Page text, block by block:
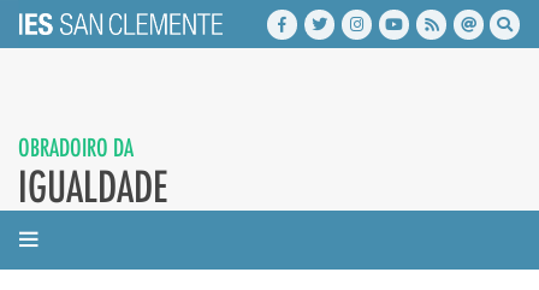
OBRADOIRO DA
IGUALDADE